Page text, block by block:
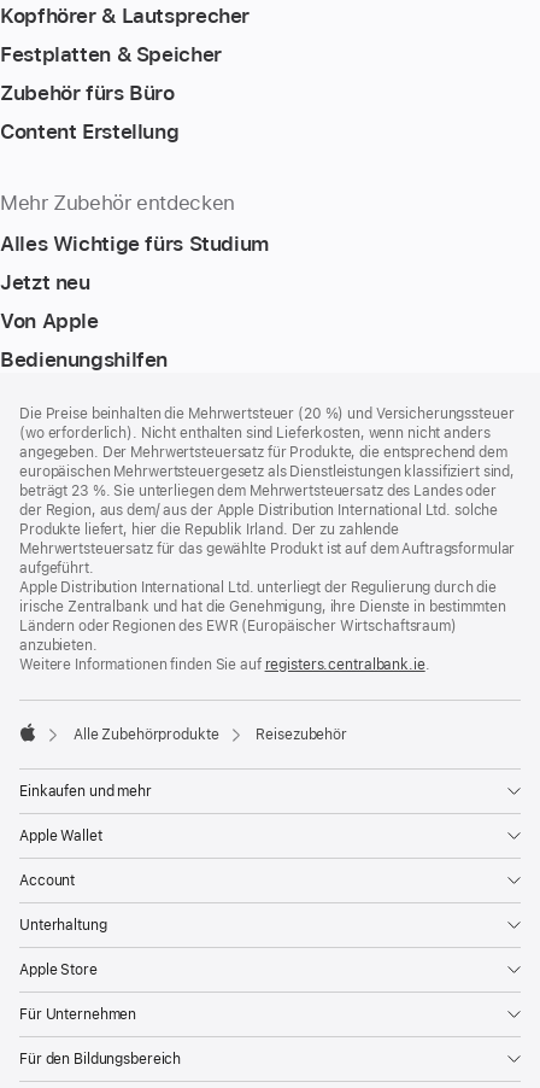
Kopfhörer & Lautsprecher
Festplatten & Speicher
Zubehör fürs Büro
Content Erstellung
Mehr Zubehör entdecken
Alles Wichtige fürs Studium
Jetzt neu
Von Apple
Bedienungshilfen
Die Preise beinhalten die Mehrwertsteuer (20 %) und Versicherungssteuer
(wo erforderlich). Nicht enthalten sind Lieferkosten, wenn nicht anders
angegeben. Der Mehrwertsteuersatz für Produkte, die entsprechend dem
europäischen Mehrwertsteuergesetz als Dienstleistungen klassifiziert sind,
beträgt 23 %. Sie unterliegen dem Mehrwertsteuersatz des Landes oder
der Region, aus dem/ aus der Apple Distribution International Ltd. solche
Produkte liefert, hier die Republik Irland. Der zu zahlende
Mehrwertsteuersatz für das gewählte Produkt ist auf dem Auftragsformular
aufgeführt.
Apple Distribution International Ltd. unterliegt der Regulierung durch die
irische Zentralbank und hat die Genehmigung, ihre Dienste in bestimmten
Ländern oder Regionen des EWR (Europäischer Wirtschaftsraum)
anzubieten.
Weitere Informationen finden Sie auf registers.centralbank.ie(Öffnet
neues
.
Alle Zubehörprodukte Reisezubehör
Einkaufen und mehr
Apple Wallet
Account
Unterhaltung
Apple Store
Für Unternehmen
Für den Bildungsbereich